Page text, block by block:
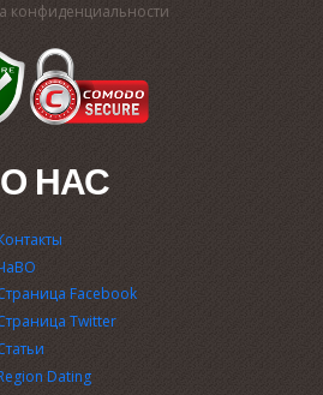
конфиденциальности
О НАС
Facebook
Twitter
Dating